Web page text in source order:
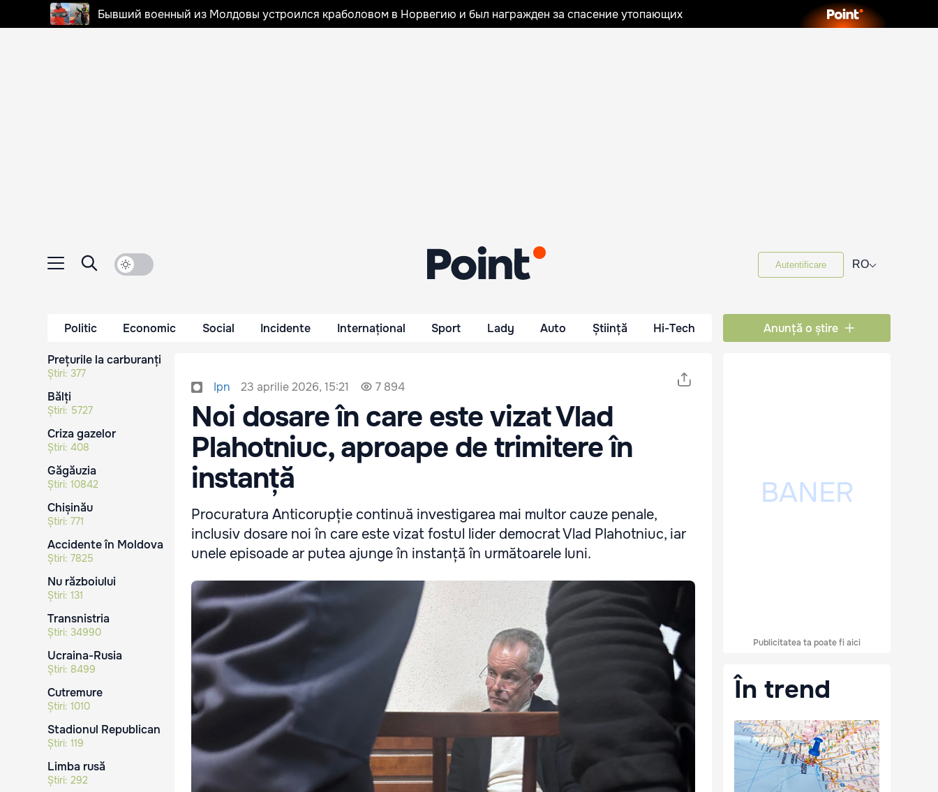
Бывший военный из Молдовы устроился краболовом в Норвегию и был награжден за спасение утопающих
Autentificare RO⌵
Politic Economic Social Incidente Internațional Sport Lady Auto Știință Hi-Tech Anunță o știre
Prețurile la carburanți
Știri: 377
Bălți
Știri: 5727
Criza gazelor
Știri: 408
Găgăuzia
Știri: 10842
Chișinău
Știri: 771
Accidente în Moldova
Știri: 7825
Nu războiului
Știri: 131
Transnistria
Știri: 34990
Ucraina-Rusia
Știri: 8499
Cutremure
Știri: 1010
Stadionul Republican
Știri: 119
Limba rusă
Știri: 292
Ipn 23 aprilie 2026, 15:21 7 894
Noi dosare în care este vizat Vlad
Plahotniuc, aproape de trimitere în
instanță
Procuratura Anticorupție continuă investigarea mai multor cauze penale,
inclusiv dosare noi în care este vizat fostul lider democrat Vlad Plahotniuc, iar
unele episoade ar putea ajunge în instanță în următoarele luni.
Publicitatea ta poate fi aici
În trend